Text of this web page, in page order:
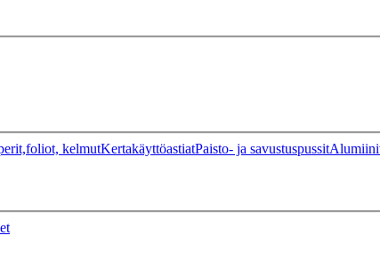
kelmutKertakäyttöastiatPaisto- ja savustuspussit